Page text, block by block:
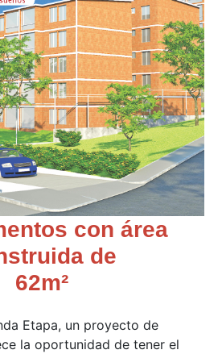
con área
de
62m²
Etapa, un proyecto de
la oportunidad de tener el